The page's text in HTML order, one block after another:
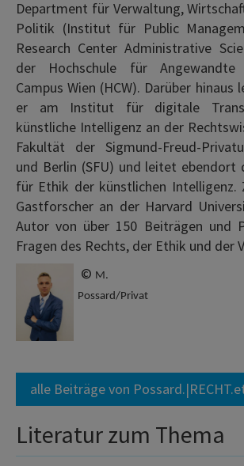
Department für Verwaltung,
Politik (Institut für Public
Research Center Administrative
der Hochschule für Angewandte
Campus Wien (HCW). Darüber
er am Institut für digitale
künstliche Intelligenz an der
Fakultät der Sigmund-Freud-
und Berlin (SFU) und leitet ebendort
für Ethik der künstlichen Intelligenz.
Gastforscher an der Harvard
Autor von über 150 Beiträgen und
Fragen des Rechts, der Ethik und der
© M.
Possard/Privat
alle Beiträge von
Literatur zum Thema